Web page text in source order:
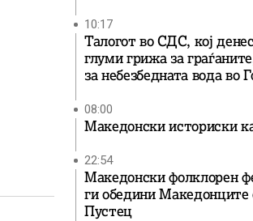
10:17
Талогот во СДС, кој
глуми грижа за
за небезбедната вода во
08:00
Македонски историски
22:54
Македонски фолклорен
ги обедини Македонците
Пустец